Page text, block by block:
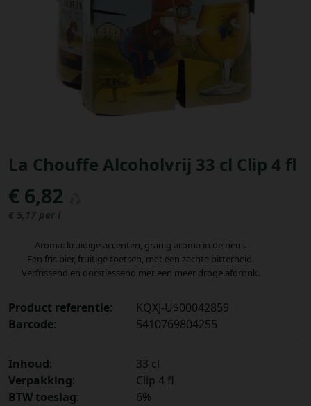
La Chouffe Alcoholvrij 33 cl Clip 4 fl
€ 6,82
€ 5,17 per l
Aroma: kruidige accenten, granig aroma in de neus.
Een fris bier, fruitige toetsen, met een zachte bitterheid.
Verfrissend en dorstlessend met een meer droge afdronk.
Product referentie:
KQXJ-U$00042859
Barcode: 5410769804255
Inhoud:
33 cl
Verpakking:
Clip 4 fl
BTW toeslag: 6%